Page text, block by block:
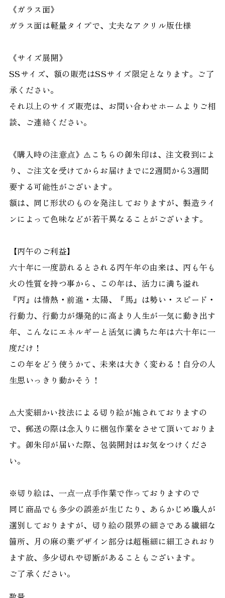
《ガラス面》
ガラス面は軽量タイプで、丈夫なアクリル版仕様
《サイズ展開》
SSサイズ、額の販売はSSサイズ限定となります。ご了
承ください。
それ以上のサイズ販売は、お問い合わせホームよりご相
談、ご連絡ください。
《購入時の注意点》⚠️こちらの御朱印は、注文殺到によ
り、ご注文を受けてからお届けまでに2週間から3週間
要する可能性がございます。
額は、同じ形状のものを発注しておりますが、製造ライ
ンによって色味などが若干異なることがございます。
【丙午のご利益】
六十年に一度訪れるとされる丙午年の由来は、丙も午も
火の性質を持つ事から、この年は、活力に満ち溢れ
『丙』は情熱・前進・太陽、『馬』は勢い・スピード・
行動力、行動力が爆発的に高まり人生が一気に動き出す
年、こんなにエネルギーと活気に満ちた年は六十年に一
度だけ！
この年をどう使うかて、未来は大きく変わる！自分の人
生思いっきり動かそう！
⚠️大変細かい技法による切り絵が施されておりますの
で、郵送の際は念入りに梱包作業をさせて頂いておりま
す。御朱印が届いた際、包装開封はお気をつけくださ
い。
※切り絵は、一点一点手作業で作っておりますので
同じ商品でも多少の誤差が生じたり、あらかじめ職人が
選別しておりますが、切り絵の限界の細さである繊細な
箇所、月の麻の葉デザイン部分は超極細に細工されおり
ます故、多少切れや切断があることもございます。
ご了承ください。